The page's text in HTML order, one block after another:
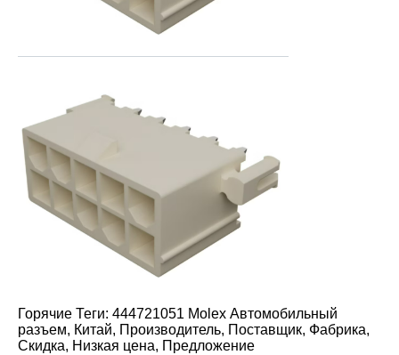
Горячие Теги: 444721051 Molex Автомобильный
разъем, Китай, Производитель, Поставщик, Фабрика,
Скидка, Низкая цена, Предложение